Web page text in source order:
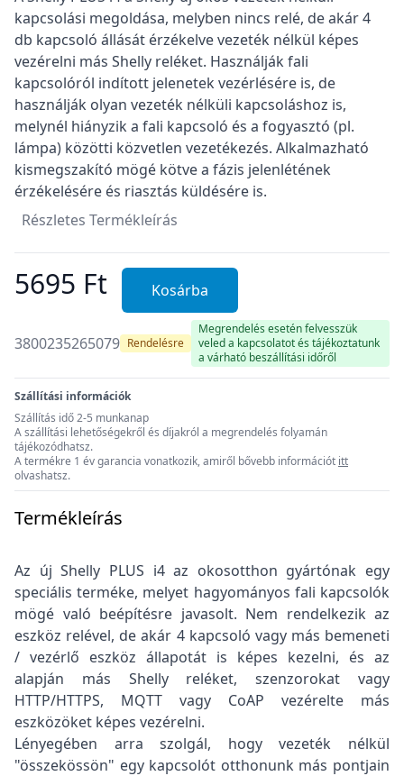
kapcsolási megoldása, melyben nincs relé, de akár 4
db kapcsoló állását érzékelve vezeték nélkül képes
vezérelni más Shelly reléket. Használják fali
kapcsolóról indított jelenetek vezérlésére is, de
használják olyan vezeték nélküli kapcsoláshoz is,
melynél hiányzik a fali kapcsoló és a fogyasztó (pl.
lámpa) közötti közvetlen vezetékezés. Alkalmazható
kismegszakító mögé kötve a fázis jelenlétének
érzékelésére és riasztás küldésére is.
Részletes Termékleírás
5695 Ft Kosárba
3800235265079 Rendelésre
Megrendelés esetén felvesszük
veled a kapcsolatot és tájékoztatunk
a várható beszállítási időről
Szállítási információk
Szállítás idő 2-5 munkanap
A szállítási lehetőségekről és díjakról a megrendelés folyamán
tájékozódhatsz.
A termékre 1 év garancia vonatkozik, amiről bővebb információt itt
olvashatsz.
Termékleírás
Az új Shelly PLUS i4 az okosotthon gyártónak egy
speciális terméke, melyet hagyományos fali kapcsolók
mögé való beépítésre javasolt. Nem rendelkezik az
eszköz relével, de akár 4 kapcsoló vagy más bemeneti
/ vezérlő eszköz állapotát is képes kezelni, és az
alapján más Shelly reléket, szenzorokat vagy
HTTP/HTTPS, MQTT vagy CoAP vezérelte más
eszközöket képes vezérelni.
Lényegében arra szolgál, hogy vezeték nélkül
"összekössön" egy kapcsolót otthonunk más pontjain